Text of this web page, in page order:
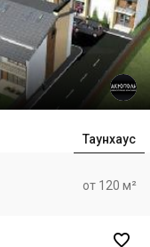
Таунхаус
от 120 м²
